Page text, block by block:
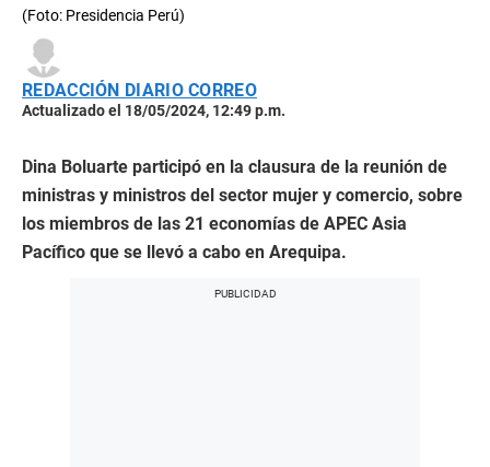
(Foto: Presidencia Perú)
REDACCIÓN DIARIO CORREO
Actualizado el 18/05/2024, 12:49 p.m.
Dina Boluarte participó en la clausura de la reunión de
ministras y ministros del sector mujer y comercio, sobre
los miembros de las 21 economías de APEC Asia
Pacífico que se llevó a cabo en Arequipa.